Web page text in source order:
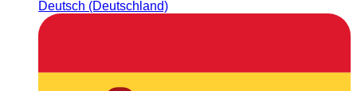
Deutsch (Deutschland)